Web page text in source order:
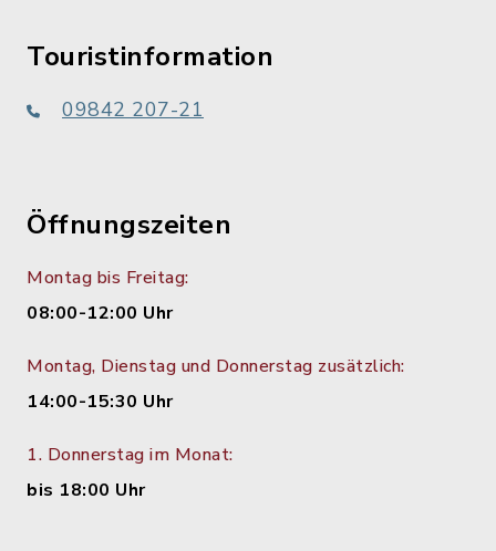
Touristinformation
09842 207-21
Öffnungszeiten
Montag bis Freitag:
08:00-12:00 Uhr
Montag, Dienstag und Donnerstag zusätzlich:
14:00-15:30 Uhr
1. Donnerstag im Monat:
bis 18:00 Uhr